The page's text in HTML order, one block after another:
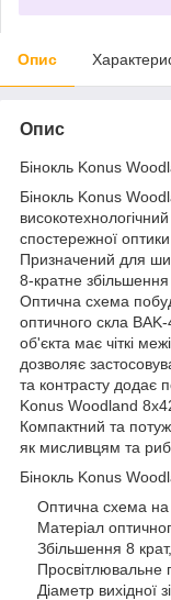
Опис
Опис
Бінокль Konus
Бінокль Konus
спостережної
Призначений для
8-кратне збільшення
Оптична схема
оптичного скла BАK-
об'єкта має чіткі
дозволяє
та контрасту додає
Konus Woodland
Компактний та
як мисливцям та
Бінокль Konus
Оптична схема
Матеріал
Збільшення 8
Просвітлювальне
Діаметр вихідної